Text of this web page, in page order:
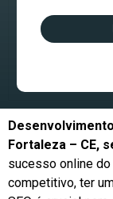
Fortaleza – CE,
sucesso online do
competitivo, ter